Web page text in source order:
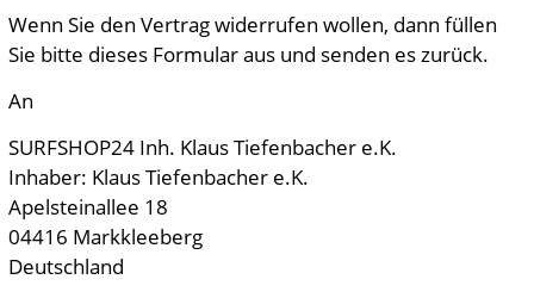
Wenn Sie den Vertrag widerrufen wollen, dann füllen
Sie bitte dieses Formular aus und senden es zurück.
An
SURFSHOP24 Inh. Klaus Tiefenbacher e.K.
Inhaber: Klaus Tiefenbacher e.K.
Apelsteinallee 18
04416 Markkleeberg
Deutschland